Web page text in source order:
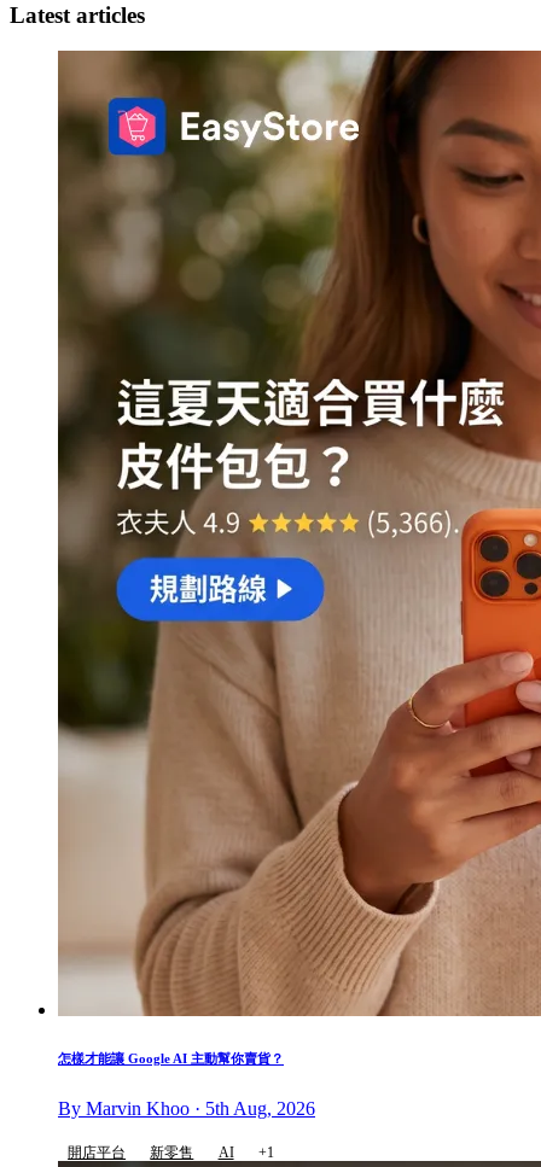
Latest articles
怎樣才能讓 Google AI 主動幫你賣貨？
By Marvin Khoo · 5th Aug, 2026
開店平台 新零售 AI +1